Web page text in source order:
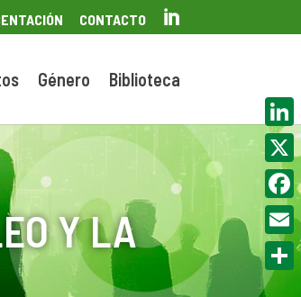
CONTACTO 
Género Biblioteca
Y LA
X
Email